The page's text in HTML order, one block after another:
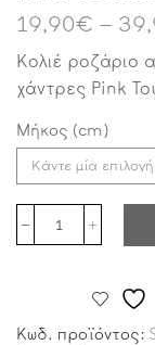
19,90€ –
Κολιέ ροζάριο
χάντρες Pink
Μήκος (cm)
Κωδ. προϊόντος: